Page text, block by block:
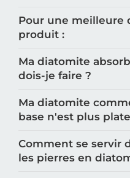
Pour une meilleure
produit :
Ma diatomite
dois-je faire ?
Ma diatomite
base n'est plus
Comment se servir
les pierres en